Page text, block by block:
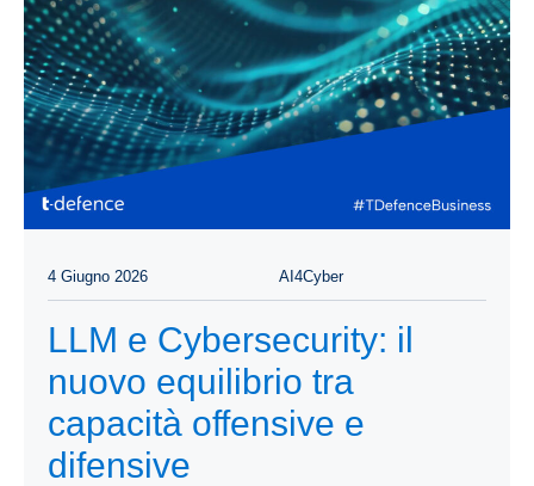
4 Giugno 2026 AI4Cyber
LLM e Cybersecurity: il
nuovo equilibrio tra
capacità offensive e
difensive